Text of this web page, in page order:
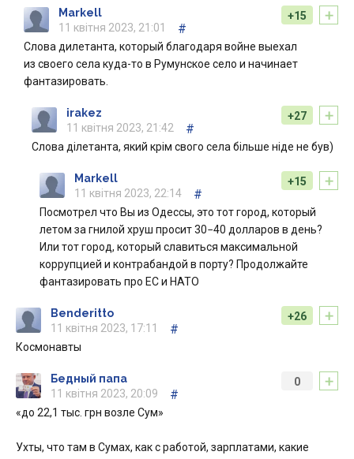
+
+15
Markell
11 квітня 2023, 21:01
#
Слова дилетанта, который благодаря войне выехал
из своего села куда-то в Румунское село и начинает
фантазировать.
+
+27
irakez
11 квітня 2023, 21:42
#
Слова ділетанта, який крім свого села більше ніде не був)
+
+15
Markell
11 квітня 2023, 22:14
#
Посмотрел что Вы из Одессы, это тот город, который
летом за гнилой хруш просит 30−40 долларов в день?
Или тот город, который славиться максимальной
коррупцией и контрабандой в порту? Продолжайте
фантазировать про ЕС и НАТО
+
+26
Benderitto
11 квітня 2023, 17:11
#
Космонавты
+
0
Бедный папа
11 квітня 2023, 20:09
#
«до 22,1 тыс. грн возле Сум»
Ухты, что там в Сумах, как с работой, зарплатами, какие